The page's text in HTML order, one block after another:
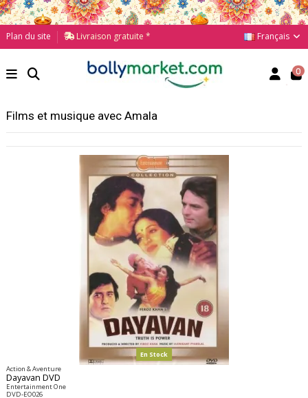
Plan du site Livraison gratuite * Français
0
Films et musique avec Amala
En Stock
Action & Aventure
Dayavan DVD
Entertainment One
DVD-EO026